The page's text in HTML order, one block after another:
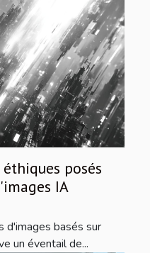
posés
IA
d'images basés sur
un éventail de...